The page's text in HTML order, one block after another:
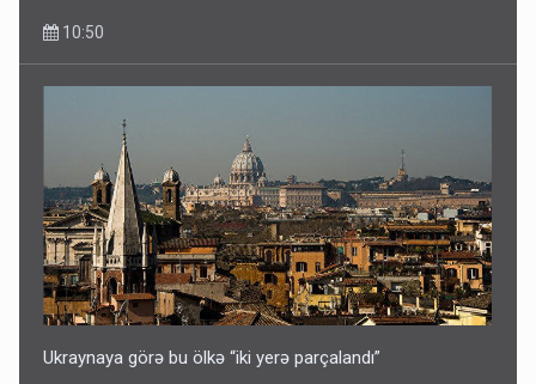
10:50
Ukraynaya görə bu ölkə “iki yerə parçalandı”